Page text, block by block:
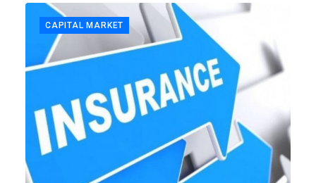
CAPITAL MARKET